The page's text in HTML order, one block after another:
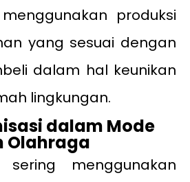
produksi
yang sesuai dengan
dalam hal keunikan
lingkungan.
dalam Mode
Olahraga
menggunakan